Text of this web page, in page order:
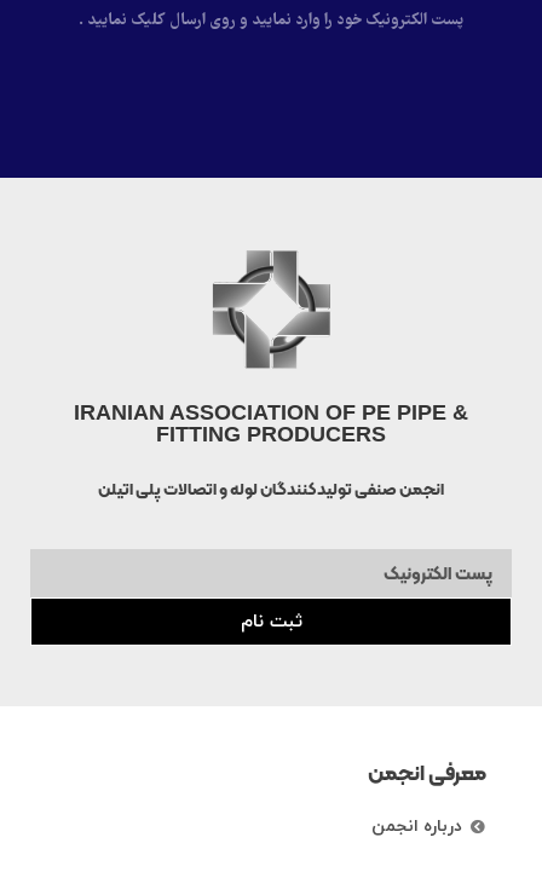
پست الکترونیک خود را وارد نمایید و روی ارسال کلیک نمایید .
IRANIAN ASSOCIATION OF PE PIPE &
FITTING PRODUCERS
انجمن صنفی تولیدکنندگان لوله و اتصالات پلی اتیلن
ثبت نام
معرفی انجمن
درباره انجمن